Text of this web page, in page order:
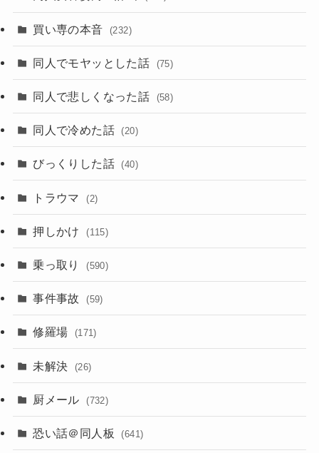
買い専の本音 (232)
同人でモヤッとした話 (75)
同人で悲しくなった話 (58)
同人で冷めた話 (20)
びっくりした話 (40)
トラウマ (2)
押しかけ (115)
乗っ取り (590)
事件事故 (59)
修羅場 (171)
未解決 (26)
厨メール (732)
恐い話＠同人板 (641)